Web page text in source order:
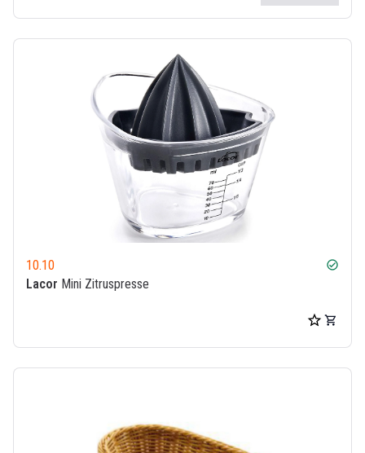
10.10 check_circle
Lacor Mini Zitruspresse